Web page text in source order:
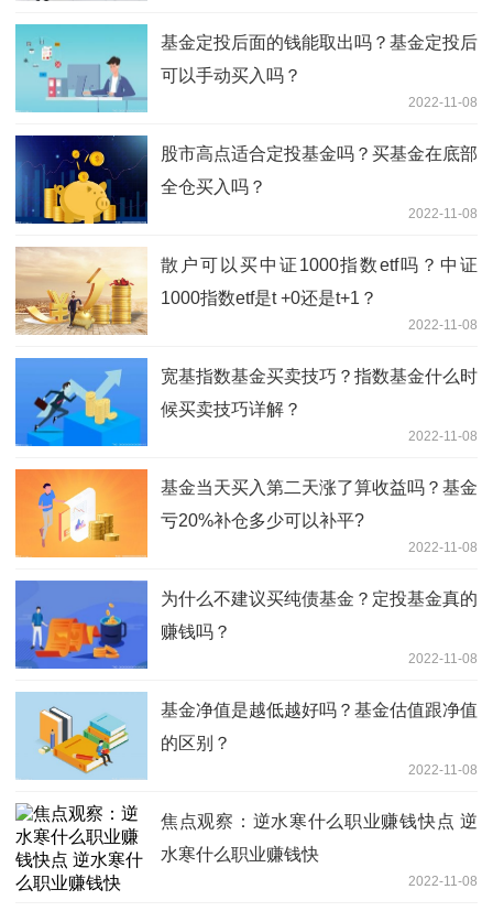
基金定投后面的钱能取出吗？基金定投后
可以手动买入吗？
2022-11-08
股市高点适合定投基金吗？买基金在底部
全仓买入吗？
2022-11-08
散户可以买中证1000指数etf吗？中证
1000指数etf是t +0还是t+1？
2022-11-08
宽基指数基金买卖技巧？指数基金什么时
候买卖技巧详解？
2022-11-08
基金当天买入第二天涨了算收益吗？基金
亏20%补仓多少可以补平?
2022-11-08
为什么不建议买纯债基金？定投基金真的
赚钱吗？
2022-11-08
基金净值是越低越好吗？基金估值跟净值
的区别？
2022-11-08
焦点观察：逆水寒什么职业赚钱快点 逆
水寒什么职业赚钱快
2022-11-08